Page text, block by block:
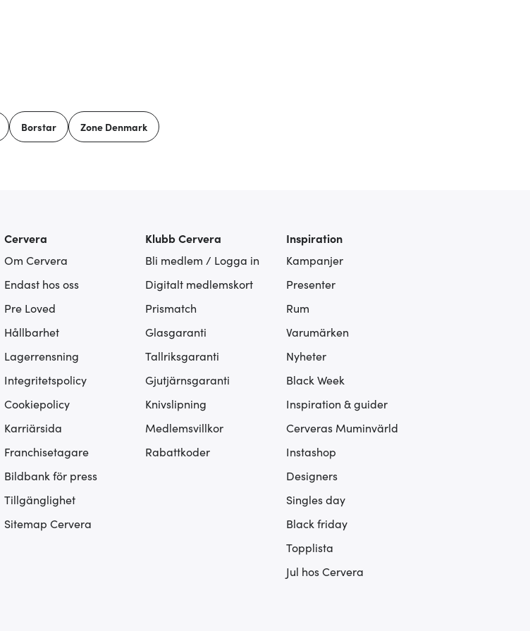
Borstar Zone Denmark
Cervera
Om Cervera
Endast hos oss
Pre Loved
Hållbarhet
Lagerrensning
Integritetspolicy
Cookiepolicy
Karriärsida
Franchisetagare
Bildbank för press
Tillgänglighet
Sitemap Cervera
Klubb Cervera
Bli medlem / Logga in
Digitalt medlemskort
Prismatch
Glasgaranti
Tallriksgaranti
Gjutjärnsgaranti
Knivslipning
Medlemsvillkor
Rabattkoder
Inspiration
Kampanjer
Presenter
Rum
Varumärken
Nyheter
Black Week
Inspiration & guider
Cerveras Muminvärld
Instashop
Designers
Singles day
Black friday
Topplista
Jul hos Cervera